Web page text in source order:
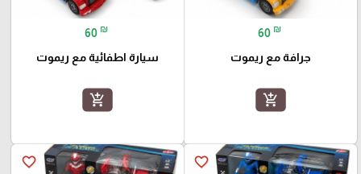
60 ₪
جرافة مع ريموت
add_shopping_cart
60 ₪
سيارة اطفائية مع ريموت
add_shopping_cart
favorite_border
favorite_border